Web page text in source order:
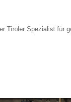
Tiroler Spezialist für